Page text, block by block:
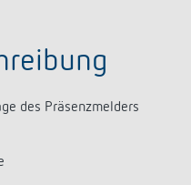
des Präsenzmelders